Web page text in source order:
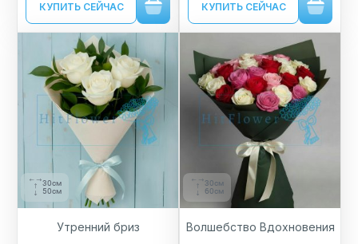
КУПИТЬ СЕЙЧАС КУПИТЬ СЕЙЧАС
30см
50см
Утренний бриз
30см
60см
Волшебство Вдохновения